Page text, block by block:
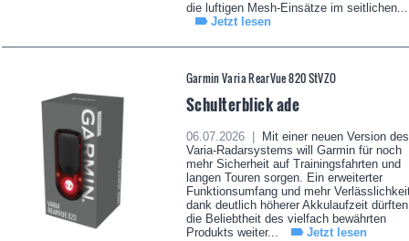
die luftigen Mesh-Einsätze im seitlichen...
Jetzt lesen
Garmin Varia RearVue 820 StVZO
Schulterblick ade
06.07.2026 |
Mit einer neuen Version des
Varia-Radarsystems will Garmin für noch
mehr Sicherheit auf Trainingsfahrten und
langen Touren sorgen. Ein erweiterter
Funktionsumfang und mehr
dank deutlich höherer Akkulaufzeit dürften
die Beliebtheit des vielfach bewährten
Produkts weiter...
Jetzt lesen